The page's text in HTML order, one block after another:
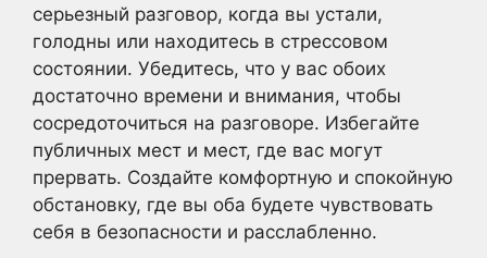
серьезный разговор, когда вы устали,
голодны или находитесь в стрессовом
состоянии. Убедитесь, что у вас обоих
достаточно времени и внимания, чтобы
сосредоточиться на разговоре. Избегайте
публичных мест и мест, где вас могут
прервать. Создайте комфортную и спокойную
обстановку, где вы оба будете чувствовать
себя в безопасности и расслабленно.